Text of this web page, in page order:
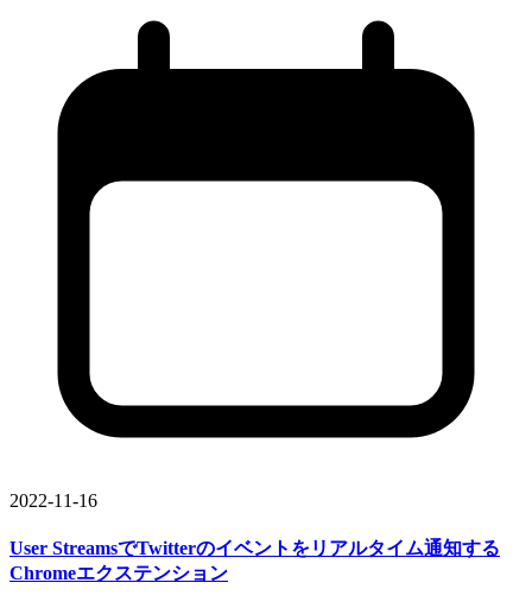
2022-11-16
User StreamsでTwitterのイベントをリアルタイム通知する
Chromeエクステンション